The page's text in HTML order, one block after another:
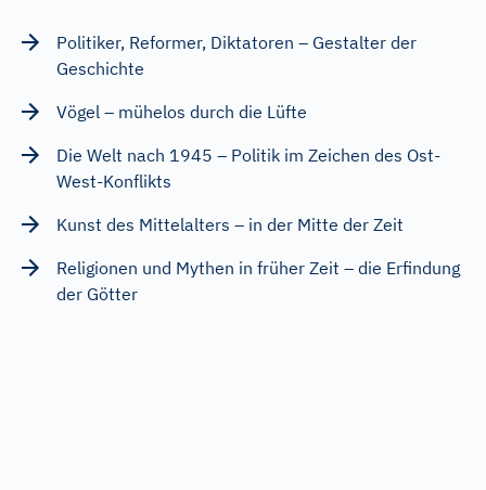
Politiker, Reformer, Diktatoren – Gestalter der
Geschichte
Vögel – mühelos durch die Lüfte
Die Welt nach 1945 – Politik im Zeichen des Ost-
West-Konflikts
Kunst des Mittelalters – in der Mitte der Zeit
Religionen und Mythen in früher Zeit – die Erfindung
der Götter